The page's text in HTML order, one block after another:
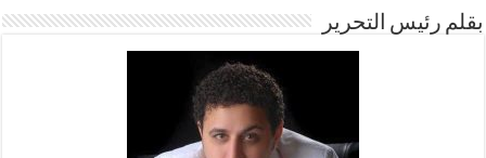
بقلم رئيس التحرير